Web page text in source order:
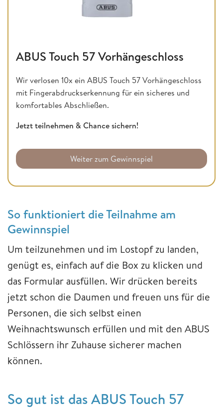
ABUS Touch 57 Vorhängeschloss
Wir verlosen 10x ein ABUS Touch 57 Vorhängeschloss
mit Fingerabdruckserkennung für ein sicheres und
komfortables Abschließen.
Jetzt teilnehmen & Chance sichern!
Weiter zum Gewinnspiel
So funktioniert die Teilnahme am
Gewinnspiel
Um teilzunehmen und im Lostopf zu landen,
genügt es, einfach auf die Box zu klicken und
das Formular ausfüllen. Wir drücken bereits
jetzt schon die Daumen und freuen uns für die
Personen, die sich selbst einen
Weihnachtswunsch erfüllen und mit den ABUS
Schlössern ihr Zuhause sicherer machen
können.
So gut ist das ABUS Touch 57